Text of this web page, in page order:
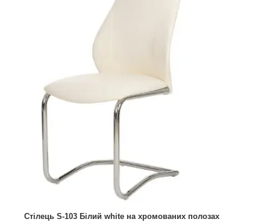
Стілець S-103 Білий white на хромованих полозах